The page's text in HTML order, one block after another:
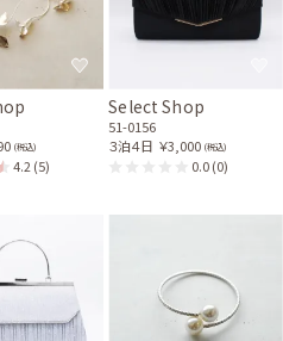
友人として)
た。 サイトの写真通りの商品が、指
満足しております。 箱の中に入って
たです。 キレイな商品で、また利用
ま口クラッチバッグ
(税込)
4.2 (5)
Select Shop
51-0156
３泊４日 ￥3,000 (税込)
0.0(0)